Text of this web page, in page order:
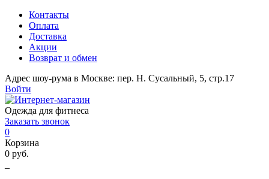
Контакты
Оплата
Доставка
Акции
Возврат и обмен
Адрес шоу-рума в Москве: пер. Н. Сусальный, 5, стр.17
Войти
Одежда для фитнеса
Заказать звонок
0
Корзина
0 руб.